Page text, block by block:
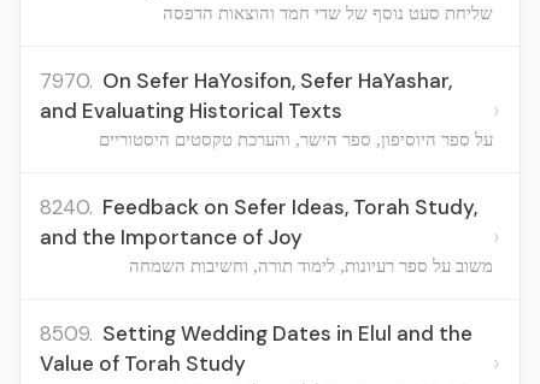
שליחת סעט נוסף של שדי חמד והוצאות הדפסה
7970. On Sefer HaYosifon, Sefer HaYashar,
and Evaluating Historical Texts
על ספר היוסיפון, ספר הישר, והערכת טקסטים היסטוריים
›
8240. Feedback on Sefer Ideas, Torah Study,
and the Importance of Joy
משוב על ספר רעיונות, לימוד תורה, וחשיבות השמחה
›
8509. Setting Wedding Dates in Elul and the
Value of Torah Study
›